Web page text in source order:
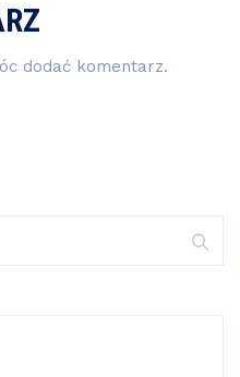
dodać komentarz.